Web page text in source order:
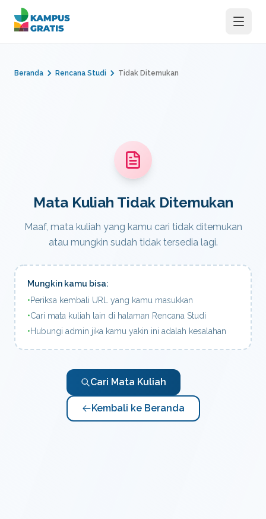
Langsung ke konten utama
Beranda Rencana Studi Tidak Ditemukan
Mata Kuliah Tidak Ditemukan
Maaf, mata kuliah yang kamu cari tidak ditemukan
atau mungkin sudah tidak tersedia lagi.
Mungkin kamu bisa:
•Periksa kembali URL yang kamu masukkan
•Cari mata kuliah lain di halaman Rencana Studi
•Hubungi admin jika kamu yakin ini adalah kesalahan
Cari Mata Kuliah
Kembali ke Beranda